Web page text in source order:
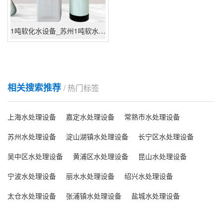
1吨软化水设备_苏州1吨软水设备多少钱,全自动软化水设备生产厂家
相关搜索推荐 / 热门标签
上海水处理设备 嘉定水处理设备
常熟市水处理设备
苏州水处理设备
淀山湖镇水处理设备
长宁区水处理设备
吴中区水处理设备
黄浦区水处理设备
昆山水处理设备
宁波水处理设备
丽水水处理设备
绍兴水处理设备
太仓水处理设备
张浦镇水处理设备
盐城水处理设备